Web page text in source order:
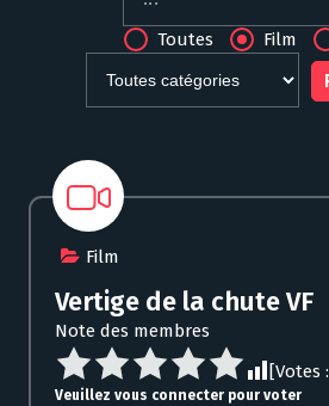
Toutes Film
Film
Vertige de la chute VF
Note des membres
[Votes :
Veuillez vous connecter pour voter